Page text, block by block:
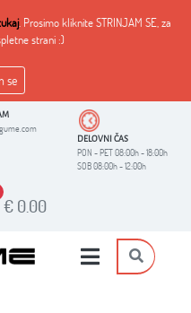
. Prosimo kliknite STRINJAM SE, za
strani :)
se
DELOVNI ČAS
PON - PET 08:00h - 18:00h
SOB 08:00h - 12:00h
€ 0.00